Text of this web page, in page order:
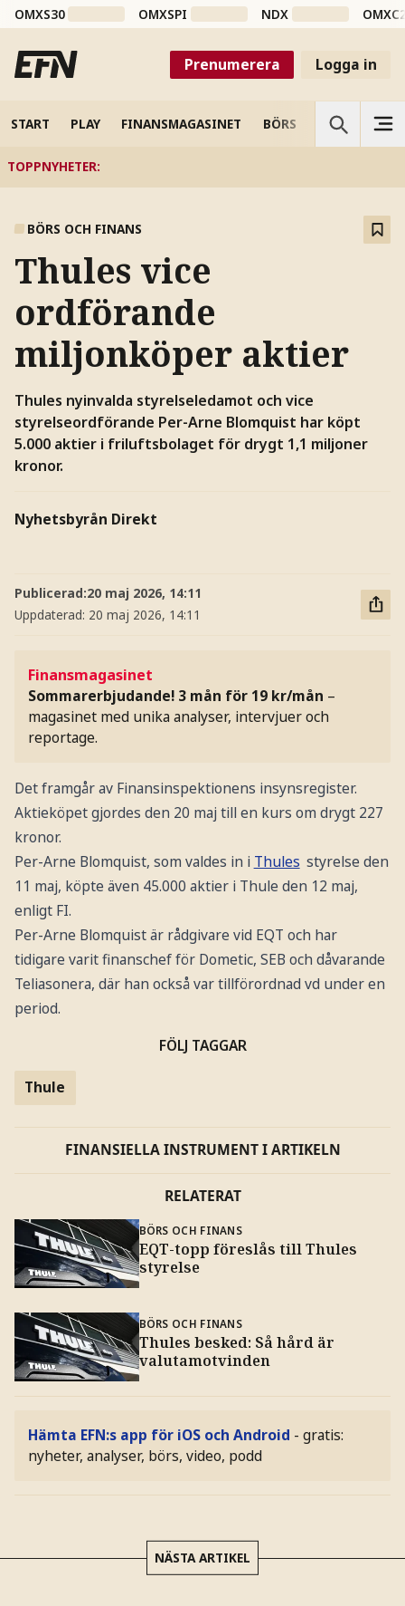
OMXS30 OMXSPI NDX
Prenumerera Logga in
START PLAY FINANSMAGASINET BÖRS VETENSKAP
TOPPNYHETER:
BÖRS OCH FINANS
Thules vice
ordförande
miljonköper aktier
Thules nyinvalda styrelseledamot och vice
styrelseordförande Per-Arne Blomquist har köpt
5.000 aktier i friluftsbolaget för drygt 1,1 miljoner
kronor.
Nyhetsbyrån Direkt
Publicerad:20 maj 2026, 14:11
Uppdaterad: 20 maj 2026, 14:11
Finansmagasinet
Sommarerbjudande! 3 mån för 19 kr/mån –
magasinet med unika analyser, intervjuer och
reportage.
Det framgår av Finansinspektionens insynsregister.
Aktieköpet gjordes den 20 maj till en kurs om drygt 227
kronor.
Per-Arne Blomquist, som valdes in i Thules styrelse den
11 maj, köpte även 45.000 aktier i Thule den 12 maj,
enligt FI.
Per-Arne Blomquist är rådgivare vid EQT och har
tidigare varit finanschef för Dometic, SEB och dåvarande
Teliasonera, där han också var tillförordnad vd under en
period.
FÖLJ TAGGAR
Thule
FINANSIELLA INSTRUMENT I ARTIKELN
RELATERAT
BÖRS OCH FINANS
EQT-topp föreslås till Thules
styrelse
BÖRS OCH FINANS
Thules besked: Så hård är
valutamotvinden
Hämta EFN:s app för iOS och Android - gratis:
nyheter, analyser, börs, video, podd
NÄSTA ARTIKEL